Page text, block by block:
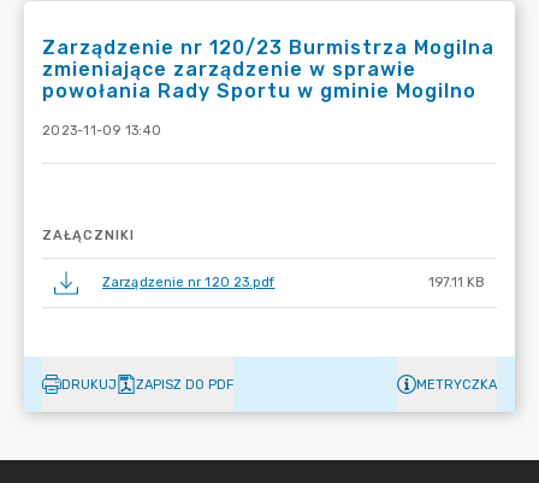
Zarządzenie nr 120/23 Burmistrza Mogilna
zmieniające zarządzenie w sprawie
powołania Rady Sportu w gminie Mogilno
2023-11-09 13:40
ZAŁĄCZNIKI
Zarządzenie nr 120 23.pdf 197.11 KB
DRUKUJ ZAPISZ DO PDF METRYCZKA